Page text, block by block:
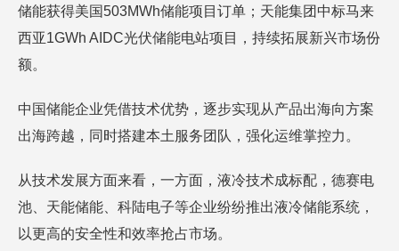
储能获得美国503MWh储能项目订单；天能集团中标马来
西亚1GWh AIDC光伏储能电站项目，持续拓展新兴市场份
额。
中国储能企业凭借技术优势，逐步实现从产品出海向方案
出海跨越，同时搭建本土服务团队，强化运维掌控力。
从技术发展方面来看，一方面，液冷技术成标配，德赛电
池、天能储能、科陆电子等企业纷纷推出液冷储能系统，
以更高的安全性和效率抢占市场。